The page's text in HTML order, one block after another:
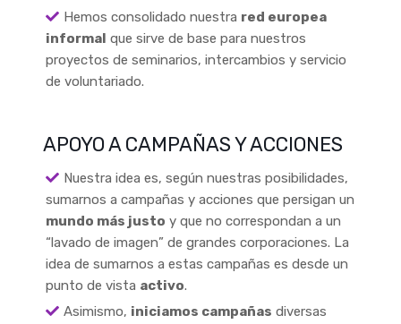
Hemos consolidado nuestra red europea
informal que sirve de base para nuestros
proyectos de seminarios, intercambios y servicio
de voluntariado.
APOYO A CAMPAÑAS Y ACCIONES
Nuestra idea es, según nuestras posibilidades,
sumarnos a campañas y acciones que persigan un
mundo más justo y que no correspondan a un
“lavado de imagen” de grandes corporaciones. La
idea de sumarnos a estas campañas es desde un
punto de vista activo.
Asimismo, iniciamos campañas diversas